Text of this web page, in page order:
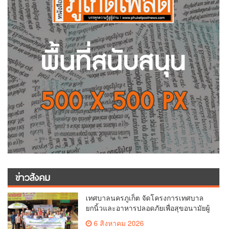
ข่าวสังคม
เทศบาลนครภูเก็ต จัดโครงการเทศบาล
ยกนิ้วและอาหารปลอดภัยเพื่อสุขอนามัยผู้
บริโภค
6 สิงหาคม 2026